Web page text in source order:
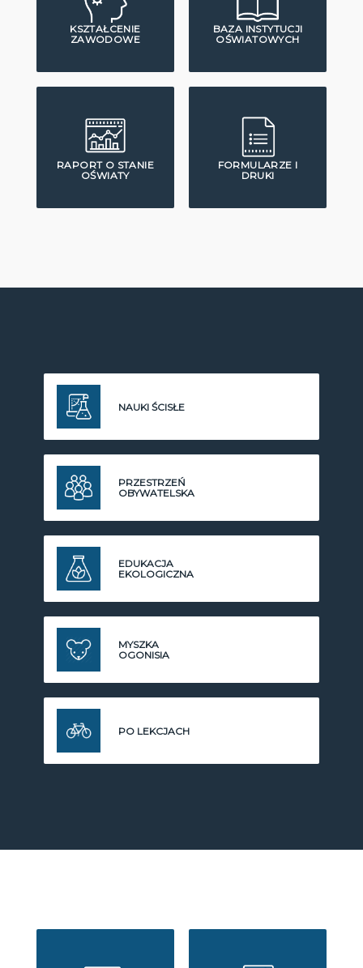
KSZTAŁCENIE
ZAWODOWE
BAZA INSTYTUCJI
OŚWIATOWYCH
RAPORT O STANIE
OŚWIATY
FORMULARZE I
DRUKI
NAUKI ŚCISŁE
PRZESTRZEŃ
OBYWATELSKA
EDUKACJA
EKOLOGICZNA
MYSZKA
OGONISIA
PO LEKCJACH